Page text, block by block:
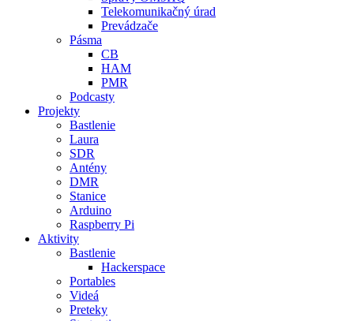
Telekomunikačný úrad
Prevádzače
Pásma
CB
HAM
PMR
Podcasty
Projekty
Bastlenie
Laura
SDR
Antény
DMR
Stanice
Arduino
Raspberry Pi
Aktivity
Bastlenie
Hackerspace
Portables
Videá
Preteky